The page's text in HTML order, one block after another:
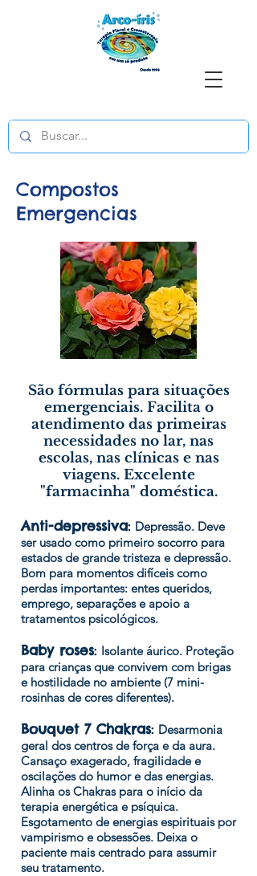
Compostos
Emergencias
São fórmulas para situações
emergenciais. Facilita o
atendimento das primeiras
necessidades no lar, nas
escolas, nas clínicas e nas
viagens. Excelente
"farmacinha" doméstica.
Anti-depressiva: Depressão. Deve
ser usado como primeiro socorro para
estados de grande tristeza e depressão.
Bom para momentos difíceis como
perdas importantes: entes queridos,
emprego, separações e apoio a
tratamentos psicológicos.
Baby roses: Isolante áurico. Proteção
para crianças que convivem com brigas
e hostilidade no ambiente (7 mini-
rosinhas de cores diferentes).
Bouquet 7 Chakras: Desarmonia
geral dos centros de força e da aura.
Cansaço exagerado, fragilidade e
oscilações do humor e das energias.
Alinha os Chakras para o início da
terapia energética e psíquica.
Esgotamento de energias espirituais por
vampirismo e obsessões. Deixa o
paciente mais centrado para assumir
seu tratamento.